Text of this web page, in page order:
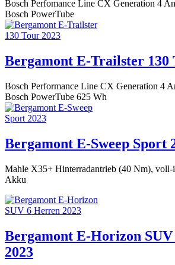
Bosch Perfomance Line CX Generation 4
Bosch PowerTube
Bergamont E-Trailster 130
Bosch Performance Line CX Generation 4
Bosch PowerTube 625 Wh
Bergamont E-Sweep Sport
Mahle X35+ Hinterradantrieb (40 Nm), voll-
Akku
Bergamont E-Horizon
2023